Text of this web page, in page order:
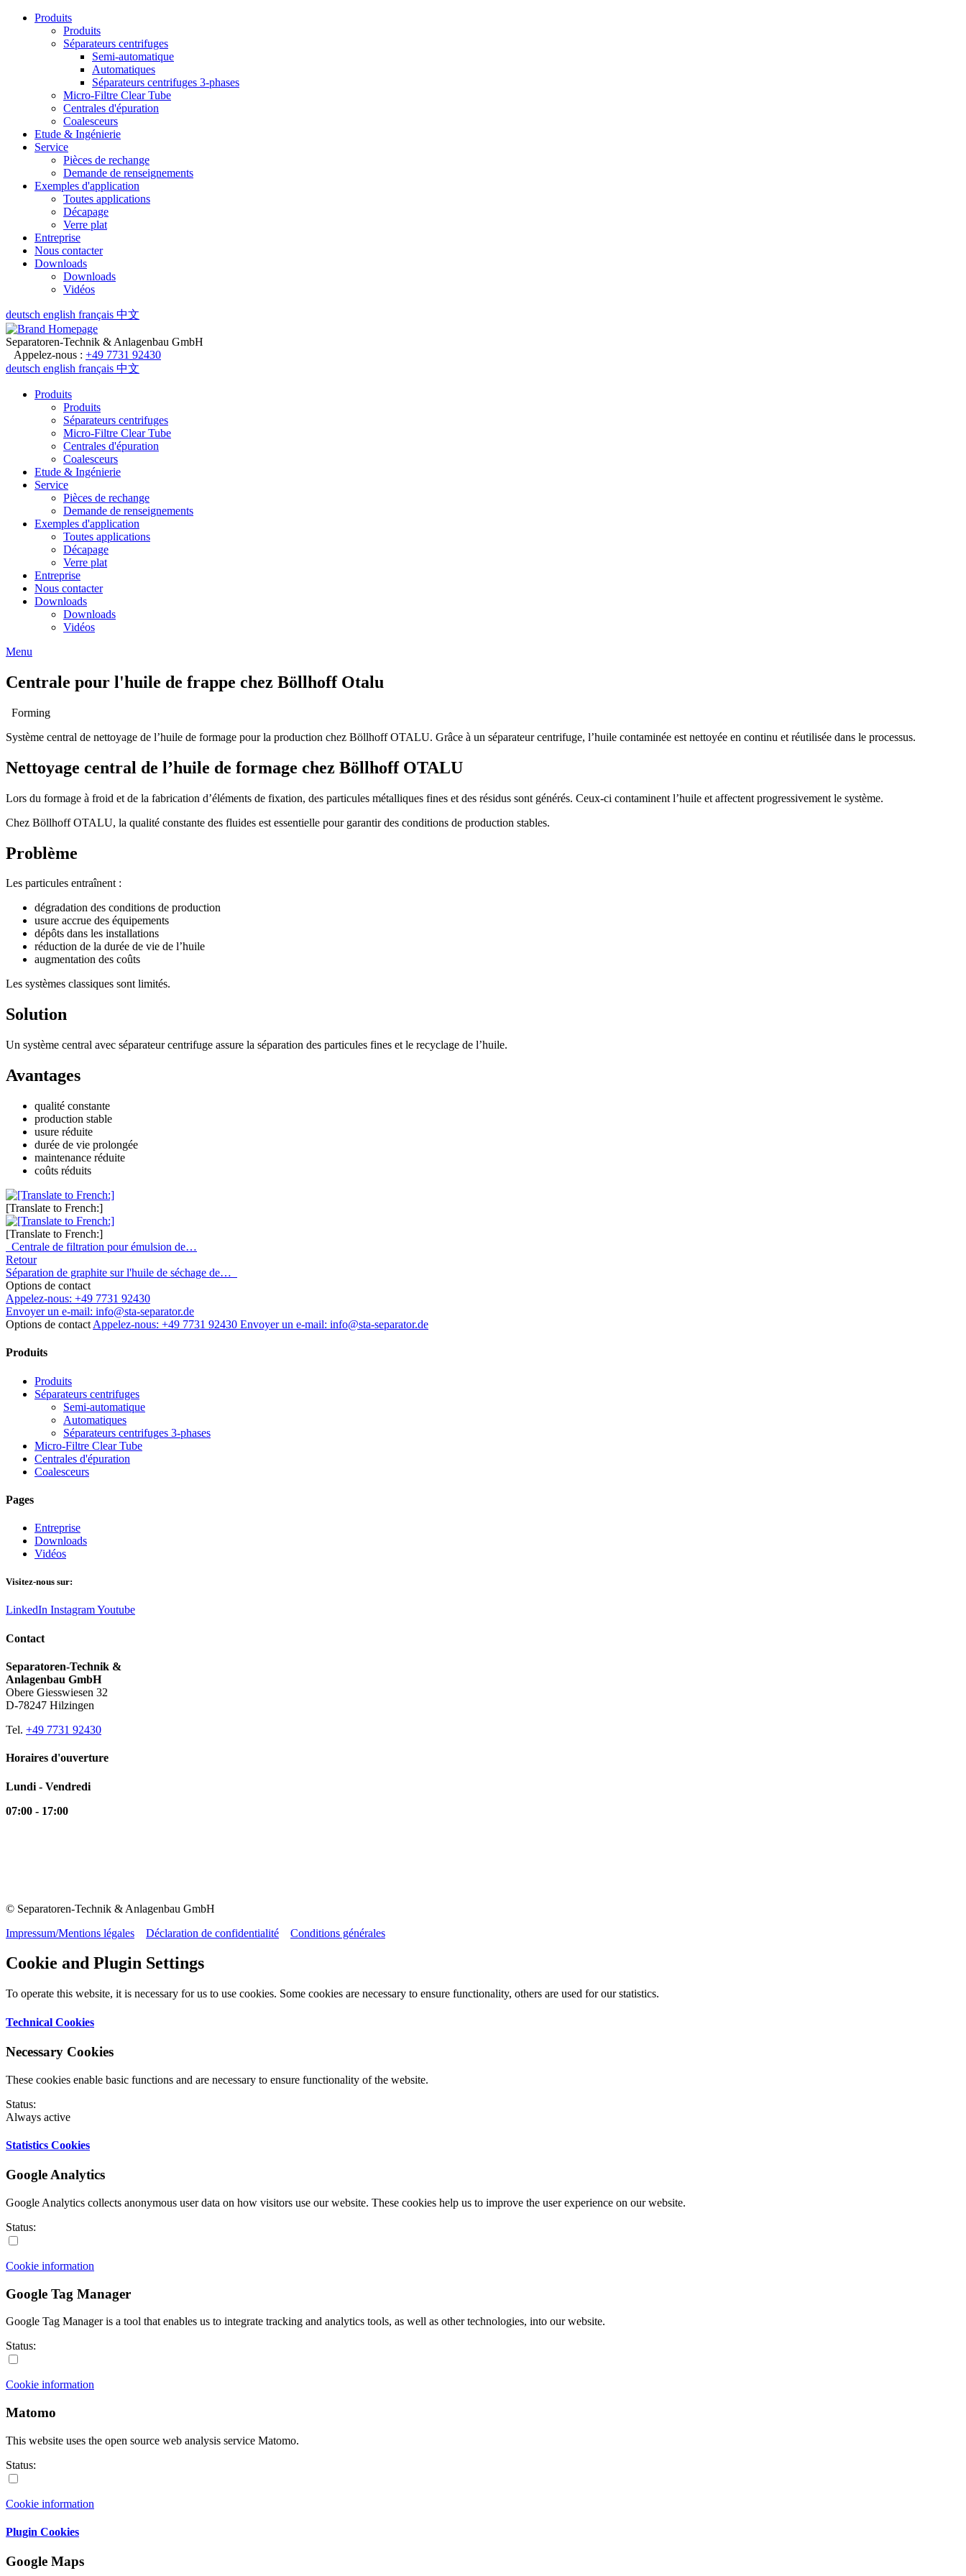
Produits
Produits
Séparateurs centrifuges
Semi-automatique
Automatiques
Séparateurs centrifuges 3-phases
Micro-Filtre Clear Tube
Centrales d'épuration
Coalesceurs
Etude & Ingénierie
Service
Pièces de rechange
Demande de renseignements
Exemples d'application
Toutes applications
Décapage
Verre plat
Entreprise
Nous contacter
Downloads
Downloads
Vidéos
deutsch english français 中文
Separatoren-Technik & Anlagenbau GmbH
Appelez-nous : +49 7731 92430
deutsch english français 中文
Produits
Produits
Séparateurs centrifuges
Micro-Filtre Clear Tube
Centrales d'épuration
Coalesceurs
Etude & Ingénierie
Service
Pièces de rechange
Demande de renseignements
Exemples d'application
Toutes applications
Décapage
Verre plat
Entreprise
Nous contacter
Downloads
Downloads
Vidéos
Menu
Centrale pour l'huile de frappe chez Böllhoff Otalu
Forming
Système central de nettoyage de l’huile de formage pour la production chez Böllhoff OTALU. Grâce à un séparateur centrifuge, l’huile contaminée est nettoyée en continu et réutilisée dans le processus.
Nettoyage central de l’huile de formage chez Böllhoff OTALU
Lors du formage à froid et de la fabrication d’éléments de fixation, des particules métalliques fines et des résidus sont générés. Ceux-ci contaminent l’huile et affectent progressivement le système.
Chez Böllhoff OTALU, la qualité constante des fluides est essentielle pour garantir des conditions de production stables.
Problème
Les particules entraînent :
dégradation des conditions de production
usure accrue des équipements
dépôts dans les installations
réduction de la durée de vie de l’huile
augmentation des coûts
Les systèmes classiques sont limités.
Solution
Un système central avec séparateur centrifuge assure la séparation des particules fines et le recyclage de l’huile.
Avantages
qualité constante
production stable
usure réduite
durée de vie prolongée
maintenance réduite
coûts réduits
[Translate to French:]
[Translate to French:]
Centrale de filtration pour émulsion de…
Retour
Séparation de graphite sur l'huile de séchage de…
Options de contact
Appelez-nous: +49 7731 92430
Envoyer un e-mail: info@sta-separator.de
Options de contact Appelez-nous: +49 7731 92430 Envoyer un e-mail: info@sta-separator.de
Produits
Produits
Séparateurs centrifuges
Semi-automatique
Automatiques
Séparateurs centrifuges 3-phases
Micro-Filtre Clear Tube
Centrales d'épuration
Coalesceurs
Pages
Entreprise
Downloads
Vidéos
Visitez-nous sur:
LinkedIn InstagramYoutube
Contact
Separatoren-Technik &
Anlagenbau GmbH
Obere Giesswiesen 32
D-78247 Hilzingen
Tel. +49 7731 92430
Horaires d'ouverture
Lundi - Vendredi
07:00 - 17:00
© Separatoren-Technik & Anlagenbau GmbH
Impressum/Mentions légales
Déclaration de confidentialité Conditions générales
Cookie and Plugin Settings
To operate this website, it is necessary for us to use cookies. Some cookies are necessary to ensure functionality, others are used for our statistics.
Technical Cookies
Necessary Cookies
These cookies enable basic functions and are necessary to ensure functionality of the website.
Status:
Always active
Statistics Cookies
Google Analytics
Google Analytics collects anonymous user data on how visitors use our website. These cookies help us to improve the user experience on our website.
Status:
Cookie information
Google Tag Manager
Google Tag Manager is a tool that enables us to integrate tracking and analytics tools, as well as other technologies, into our website.
Status:
Cookie information
Matomo
This website uses the open source web analysis service Matomo.
Status:
Cookie information
Plugin Cookies
Google Maps